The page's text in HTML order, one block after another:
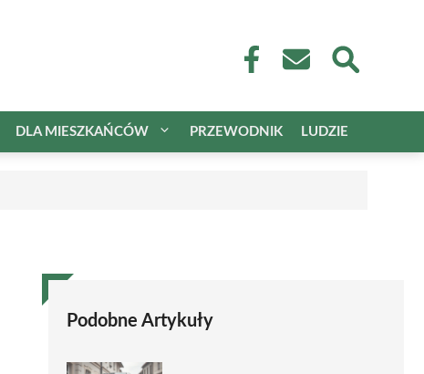
DLA MIESZKAŃCÓW PRZEWODNIK LUDZIE
Podobne Artykuły